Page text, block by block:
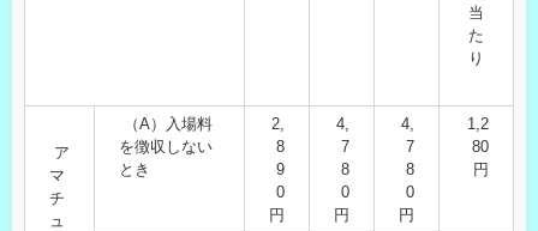
当
た
り
ア
マ
チ
ュ
（A）入場料
を徴収しない
とき
2,
8
9
0
円
4,
7
8
0
円
4,
7
8
0
円
1,2
80
円